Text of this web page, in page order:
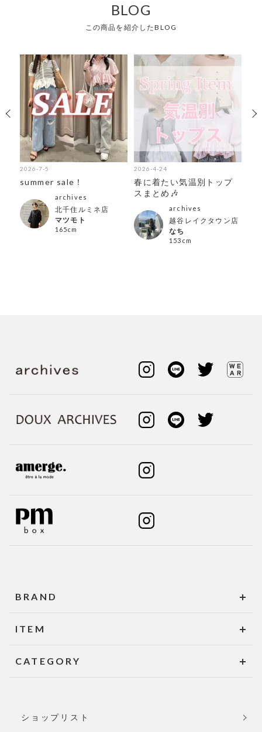
BLOG
この商品を紹介したBLOG
2026-7-5
summer sale！
archives
北千住ルミネ店
マツモト
165cm
2026-4-24
春に着たい気温別トップ
スまとめ🎶
archives
越谷レイクタウン店
なち
153cm
BRAND
ITEM
CATEGORY
ショップリスト